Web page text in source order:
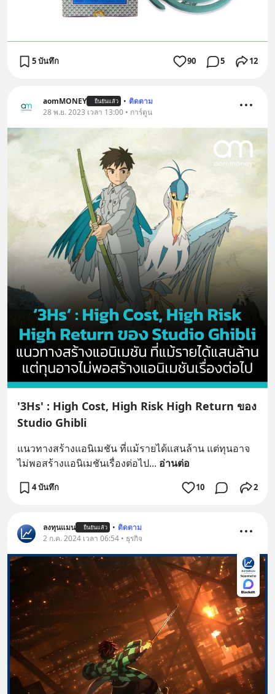
5 บันทึก 90 5 12
aomMONEY ยืนยันแล้ว • ติดตาม
28 พ.ย. 2023 เวลา 13:00 • การ์ตูน
'3Hs' : High Cost, High Risk High Return ของ
Studio Ghibli
แนวทางสร้างแอนิเมชัน ที่แม้รายได้แสนล้าน แต่ทุนอาจ
ไม่พอสร้างแอนิเมชันเรื่องต่อไป... อ่านต่อ
4 บันทึก 10 2
ลงทุนแมน ยืนยันแล้ว • ติดตาม
2 ก.ค. 2024 เวลา 06:54 • ธุรกิจ